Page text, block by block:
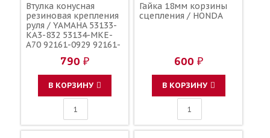
Втулка конусная
резиновая крепления
руля / YAMAHA 53133-
KA3-832 53134-MKE-
A70 92161-0929 92161-
92161-0113 56241-
10H10 56241-10H11
790 ₽
В КОРЗИНУ
Гайка 18мм корзины
сцепления / HONDA
600 ₽
В КОРЗИНУ